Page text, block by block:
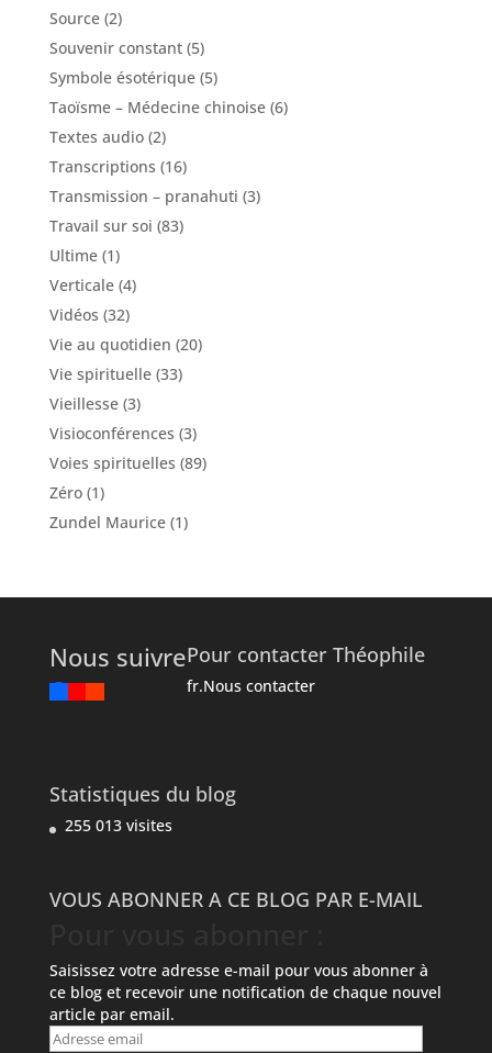
Source(2)
Souvenir constant(5)
Symbole ésotérique(5)
Taoïsme – Médecine chinoise(6)
Textes audio(2)
Transcriptions (16)
Transmission – pranahuti (3)
Travail sur soi (83)
Ultime(1)
Verticale(4)
Vidéos (32)
Vie au quotidien (20)
Vie spirituelle(33)
Vieillesse(3)
Visioconférences (3)
Voies spirituelles (89)
Zéro(1)
Zundel Maurice(1)
Nous suivrePour contacter Théophile
fr.Nous contacter
Statistiques du blog
255 013 visites
VOUS ABONNER A CE BLOG PAR E-MAIL
Saisissez votre adresse e-mail pour vous abonner à
ce blog et recevoir une notification de chaque nouvel
article par email.
Adresse